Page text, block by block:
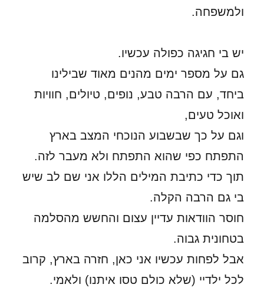
ולמשפחה.
יש בי חגיגה כפולה עכשיו.
גם על מספר ימים מהנים מאוד שבילינו
ביחד, עם הרבה טבע, נופים, טיולים, חוויות
ואוכל טעים,
וגם על כך שבשבוע הנוכחי המצב בארץ
התפתח כפי שהוא התפתח ולא מעבר לזה.
תוך כדי כתיבת המילים הללו אני שם לב שיש
בי גם הרבה הקלה.
חוסר הוודאות עדיין עצום והחשש מהסלמה
בטחונית גבוה.
אבל לפחות עכשיו אני כאן, חזרה בארץ, קרוב
לכל ילדיי (שלא כולם טסו איתנו) ולאמי.